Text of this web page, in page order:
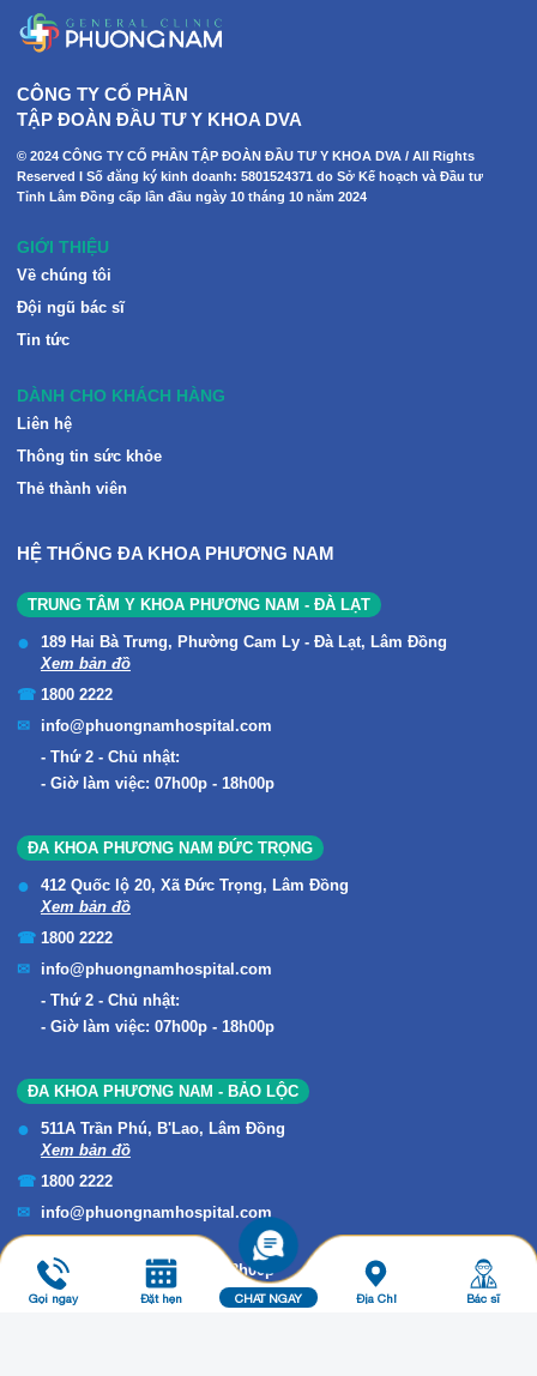
CÔNG TY CỔ PHẦN
TẬP ĐOÀN ĐẦU TƯ Y KHOA DVA
© 2024 CÔNG TY CỔ PHẦN TẬP ĐOÀN ĐẦU TƯ Y KHOA DVA / All Rights
Reserved I Số đăng ký kinh doanh: 5801524371 do Sở Kế hoạch và Đầu tư
Tỉnh Lâm Đồng cấp lần đầu ngày 10 tháng 10 năm 2024
GIỚI THIỆU
Về chúng tôi
Đội ngũ bác sĩ
Tin tức
DÀNH CHO KHÁCH HÀNG
Liên hệ
Thông tin sức khỏe
Thẻ thành viên
HỆ THỐNG ĐA KHOA PHƯƠNG NAM
TRUNG TÂM Y KHOA PHƯƠNG NAM - ĐÀ LẠT
189 Hai Bà Trưng, Phường Cam Ly - Đà Lạt, Lâm Đồng
Xem bản đồ
1800 2222
info@phuongnamhospital.com
Thứ 2 - Chủ nhật:
Giờ làm việc: 07h00p - 18h00p
ĐA KHOA PHƯƠNG NAM ĐỨC TRỌNG
412 Quốc lộ 20, Xã Đức Trọng, Lâm Đồng
Xem bản đồ
1800 2222
info@phuongnamhospital.com
Thứ 2 - Chủ nhật:
Giờ làm việc: 07h00p - 18h00p
ĐA KHOA PHƯƠNG NAM - BẢO LỘC
511A Trần Phú, B'Lao, Lâm Đồng
Xem bản đồ
1800 2222
info@phuongnamhospital.com
Giờ làm việc: 07h00p - 18h00p
Gọi ngay Đặt hẹn CHAT NGAY Địa Chỉ Bác sĩ